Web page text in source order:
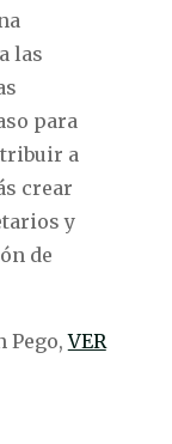
las
para
a
crear
y
de
Pego,VER